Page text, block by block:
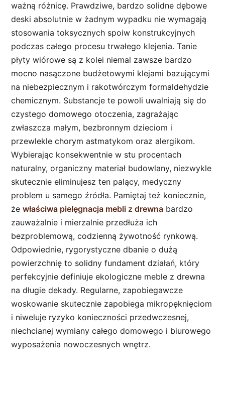
ważną różnicę. Prawdziwe, bardzo solidne dębowe
deski absolutnie w żadnym wypadku nie wymagają
stosowania toksycznych spoiw konstrukcyjnych
podczas całego procesu trwałego klejenia. Tanie
płyty wiórowe są z kolei niemal zawsze bardzo
mocno nasączone budżetowymi klejami bazującymi
na niebezpiecznym i rakotwórczym formaldehydzie
chemicznym. Substancje te powoli uwalniają się do
czystego domowego otoczenia, zagrażając
zwłaszcza małym, bezbronnym dzieciom i
przewlekle chorym astmatykom oraz alergikom.
Wybierając konsekwentnie w stu procentach
naturalny, organiczny materiał budowlany, niezwykle
skutecznie eliminujesz ten palący, medyczny
problem u samego źródła. Pamiętaj też koniecznie,
żewłaściwa pielęgnacja mebli z drewna bardzo
zauważalnie i mierzalnie przedłuża ich
bezproblemową, codzienną żywotność rynkową.
Odpowiednie, rygorystyczne dbanie o dużą
powierzchnię to solidny fundament działań, który
perfekcyjnie definiuje ekologiczne meble z drewna
na długie dekady. Regularne, zapobiegawcze
woskowanie skutecznie zapobiega mikropęknięciom
i niweluje ryzyko konieczności przedwczesnej,
niechcianej wymiany całego domowego i biurowego
wyposażenia nowoczesnych wnętrz.